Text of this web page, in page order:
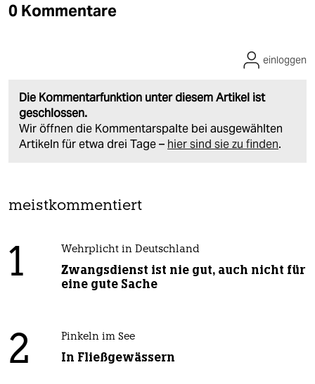
0 Kommentare
Die Kommentarfunktion unter diesem Artikel ist
geschlossen.
Wir öffnen die Kommentarspalte bei ausgewählten
Artikeln für etwa drei Tage – hier sind sie zu finden.
einloggen
meistkommentiert
1 Wehrplicht in Deutschland
Zwangsdienst ist nie gut, auch nicht für
eine gute Sache
2 Pinkeln im See
In Fließgewässern